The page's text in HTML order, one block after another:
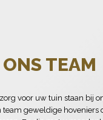
ONS TEAM
voor uw tuin staan bij
geweldige hoveniers